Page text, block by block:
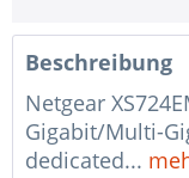
Beschreibung
Netgear
Gigabit/Multi-
dedicated...